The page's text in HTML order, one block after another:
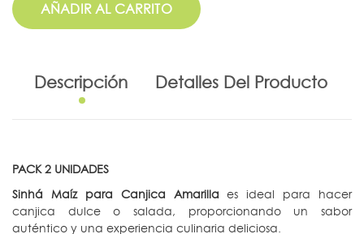
AÑADIR AL CARRITO
Descripción Detalles Del Producto
PACK 2 UNIDADES
Sinhá Maíz para Canjica Amarilla es ideal para hacer
canjica dulce o salada, proporcionando un sabor
auténtico y una experiencia culinaria deliciosa.